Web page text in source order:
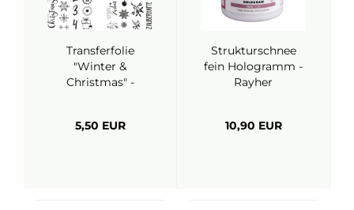
Transferfolie
"Winter &
Christmas" -
5,50 EUR
Strukturschnee
fein Hologramm -
Rayher
10,90 EUR